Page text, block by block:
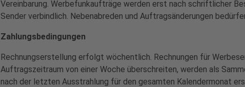
Vereinbarung. Werbefunkaufträge werden erst nach schriftlicher
Sender verbindlich. Nebenabreden und Auftragsänderungen
Zahlungsbedingungen
Rechnungserstellung erfolgt wöchentlich. Rechnungen für
Auftragszeitraum von einer Woche überschreiten, werden als
nach der letzten Ausstrahlung für den gesamten Kalendermonat